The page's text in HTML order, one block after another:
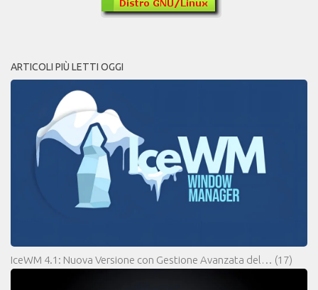
ARTICOLI PIÙ LETTI OGGI
IceWM 4.1: Nuova Versione con Gestione Avanzata del… (17)